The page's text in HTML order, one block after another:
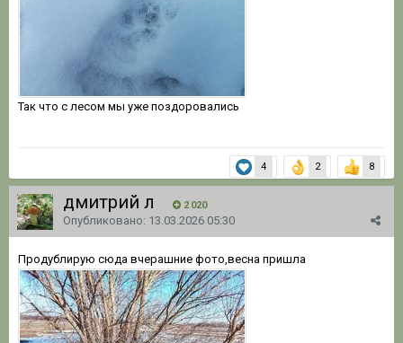
Так что с лесом мы уже поздоровались
4 2 8
дмитрий л 2 020
Опубликовано: 13.03.2026 05:30
Продублирую сюда вчерашние фото,весна пришла